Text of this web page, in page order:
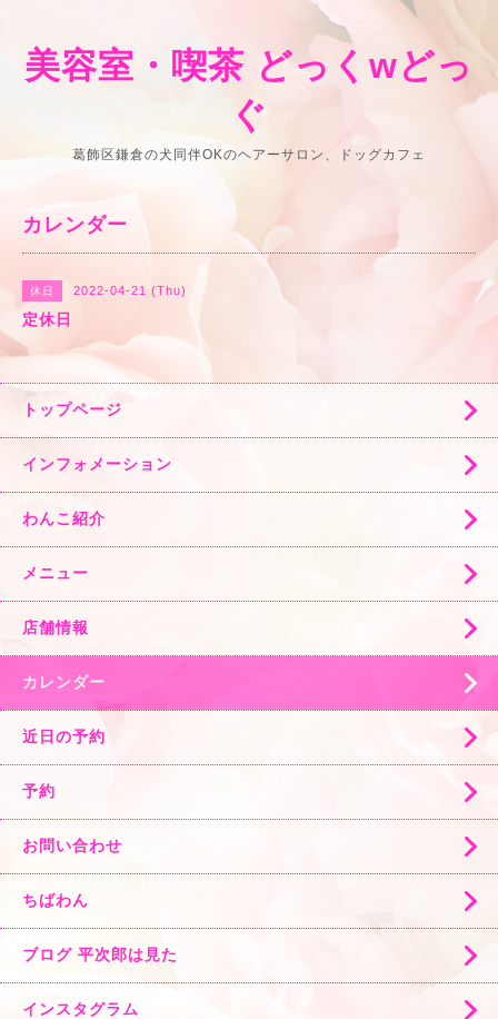
美容室・喫茶 どっくwどっ
ぐ
葛飾区鎌倉の犬同伴OKのヘアーサロン、ドッグカフェ
カレンダー
休日 2022-04-21 (Thu)
定休日
トップページ
インフォメーション
わんこ紹介
メニュー
店舗情報
カレンダー
近日の予約
予約
お問い合わせ
ちばわん
ブログ 平次郎は見た
インスタグラム